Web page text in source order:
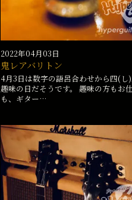
2022年04月03日
鬼レアバリトン
4月3日は数字の語呂合わせから四(し
趣味の日だそうです。 趣味の方もお
も、ギター…